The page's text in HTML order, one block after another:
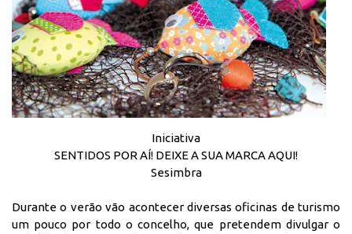
Iniciativa
SENTIDOS POR AÍ! DEIXE A SUA MARCA AQUI!
Sesimbra
Durante o verão vão acontecer diversas oficinas de turismo
um pouco por todo o concelho, que pretendem divulgar o